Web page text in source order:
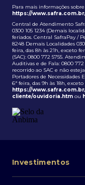
Para mais informações
https://
Central de Atendimento
0300 105 1234 (Demais
feriados. Central SafraPay /
8248 Demais Localidades
feira, das 8h às 21h, exceto
(SAC): 0800 772 5755.
Auditivas e de Fala: 0800
recorrido ao SAC e não
Portadores de Necessidades
6ª feira, das 9h às 18h,
https://
cliente/ouvidoria.htm ou
Investimentos